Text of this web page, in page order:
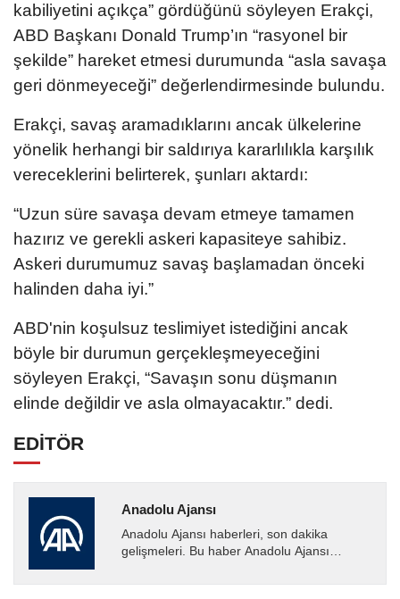
kabiliyetini açıkça” gördüğünü söyleyen Erakçi,
ABD Başkanı Donald Trump’ın “rasyonel bir
şekilde” hareket etmesi durumunda “asla savaşa
geri dönmeyeceği” değerlendirmesinde bulundu.
Erakçi, savaş aramadıklarını ancak ülkelerine
yönelik herhangi bir saldırıya kararlılıkla karşılık
vereceklerini belirterek, şunları aktardı:
“Uzun süre savaşa devam etmeye tamamen
hazırız ve gerekli askeri kapasiteye sahibiz.
Askeri durumumuz savaş başlamadan önceki
halinden daha iyi.”
ABD'nin koşulsuz teslimiyet istediğini ancak
böyle bir durumun gerçekleşmeyeceğini
söyleyen Erakçi, “Savaşın sonu düşmanın
elinde değildir ve asla olmayacaktır.” dedi.
EDİTÖR
Anadolu Ajansı
Anadolu Ajansı haberleri, son dakika
gelişmeleri. Bu haber Anadolu Ajansı
tarafından geçilen tüm...